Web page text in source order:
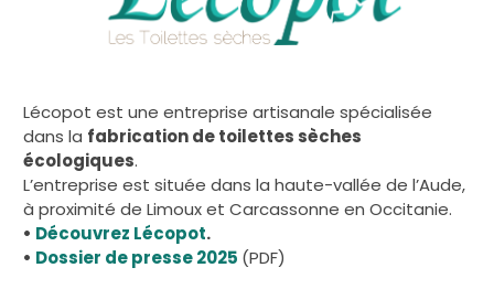
Lécopot est une entreprise artisanale spécialisée
dans la fabrication de toilettes sèches
écologiques.
L’entreprise est située dans la haute-vallée de l’Aude,
à proximité de Limoux et Carcassonne en Occitanie.
• Découvrez Lécopot.
• Dossier de presse 2025 (PDF)